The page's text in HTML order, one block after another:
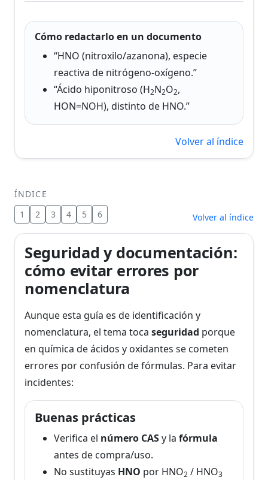
Cómo redactarlo en un documento
“HNO (nitroxilo/azanona), especie
reactiva de nitrógeno-oxígeno.”
“Ácido hiponitroso (H2N2O2,
HON=NOH), distinto de HNO.”
Volver al índice
ÍNDICE
1
2 3 4 5 6 Volver al índice
Seguridad y documentación:
cómo evitar errores por
nomenclatura
Aunque esta guía es de identificación y
nomenclatura, el tema toca seguridad porque
en química de ácidos y oxidantes se cometen
errores por confusión de fórmulas. Para evitar
incidentes:
Buenas prácticas
Verifica el número CASy la fórmula
antes de compra/uso.
No sustituyas HNO por HNO2 / HNO3